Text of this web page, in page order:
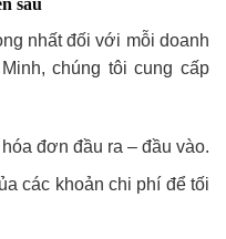
nhất đối với mỗi doanh
chúng tôi cung cấp
đơn đầu ra – đầu vào.
các khoản chi phí để tối